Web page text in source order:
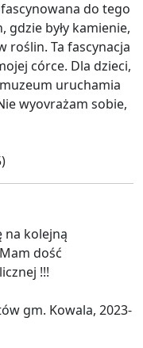
do tego
gdzie były kamienie,
roślin. Ta fascynacja
córce. Dla dzieci,
uruchamia
wyovrażam sobie,
na kolejną
dość
!!!
gm. Kowala, 2023-